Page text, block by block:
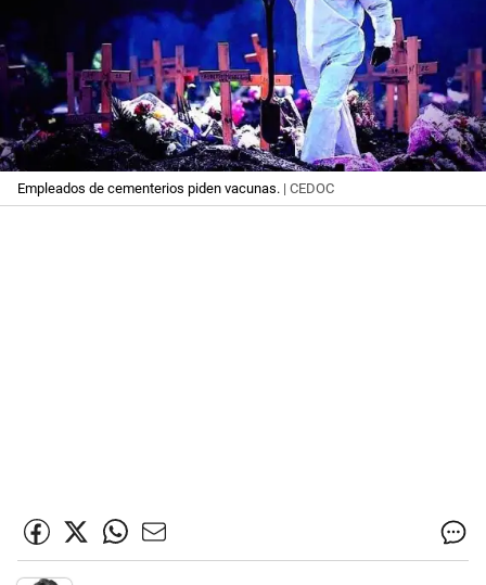
Empleados de cementerios piden vacunas. | CEDOC